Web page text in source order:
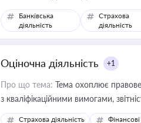
Банківська
діяльність
Страхова
діяльність
Оціночна діяльність +1
Про що тема: Тема охоплює
з кваліфікаційними вимогами,
медійних змін у цій сфері корисне
Страхова діяльність